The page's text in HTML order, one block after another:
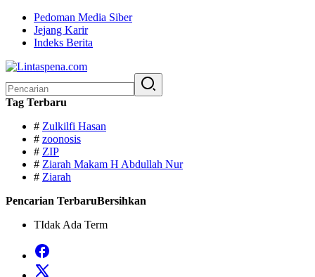
Langsung
konten
Pedoman Media Siber
Jejang Karir
Indeks Berita
untuk:
Tag Terbaru
# Zulkilfi Hasan
# zoonosis
# ZIP
# Ziarah Makam H Abdullah Nur
# Ziarah
Pencarian TerbaruBersihkan
TIdak Ada Term